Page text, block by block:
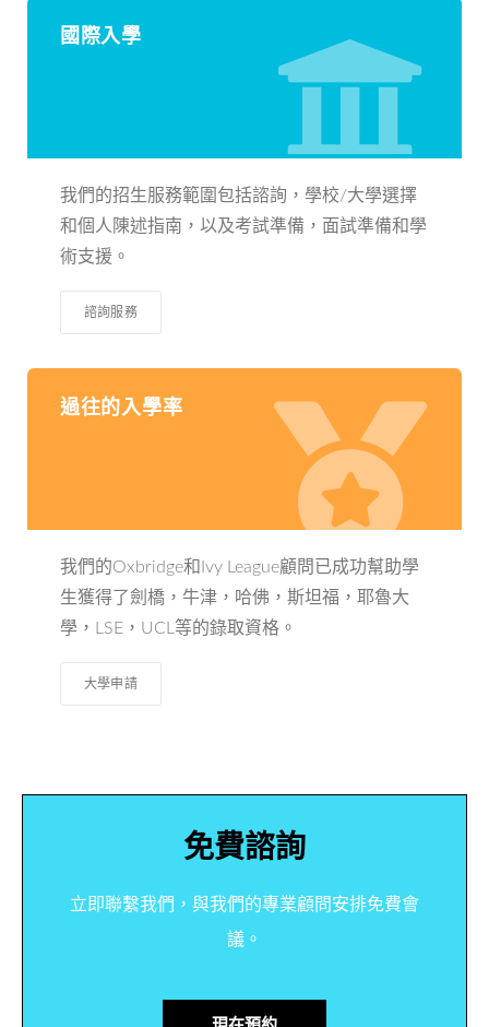
國際入學
我們的招生服務範圍包括諮詢，學校/大學選擇
和個人陳述指南，以及考試準備，面試準備和學
術支援。
諮詢服務
過往的入學率
我們的Oxbridge和Ivy League顧問已成功幫助學
生獲得了劍橋，牛津，哈佛，斯坦福，耶魯大
學，LSE，UCL等的錄取資格。
大學申請
免費諮詢
立即聯繫我們，與我們的專業顧問安排免費會
議。